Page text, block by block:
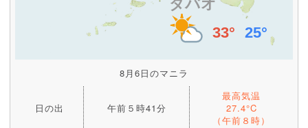
8月6日のマニラ
日の出 午前５時41分
最高気温
27.4°C
（午前８時）